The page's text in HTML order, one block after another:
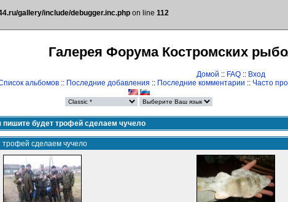
gallery/include/debugger.inc.php on line 112
Галерея Форума Костромских
Домой :: FAQ :: Вход
альбомов:: Последние добавления :: Последние комментарии :: Часто
пишите будет трофей сделаем чучело
трофей сделаем чучело